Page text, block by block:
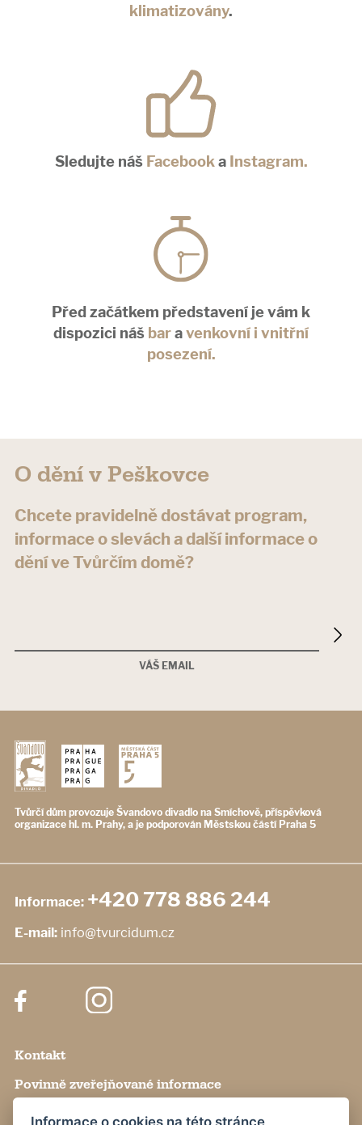
klimatizovány.
Sledujte náš Facebook a Instagram.
Před začátkem představení je vám k
dispozici náš baravenkovní i vnitřní
posezení.
O dění v Peškovce
Chcete pravidelně dostávat program,
informace o slevách a další informace o
dění ve Tvůrčím domě?
VÁŠ EMAIL
Tvůrčí dům provozuje Švandovo divadlona Smíchově, příspěvková
organizace hl. m. Prahy, a je podporován Městskou částí Praha 5
Informace: +420 778 886 244
E-mail: info@tvurcidum.cz
Kontakt
Povinně zveřejňované informace
Nastavení cookies
Informace o cookies na této stránce